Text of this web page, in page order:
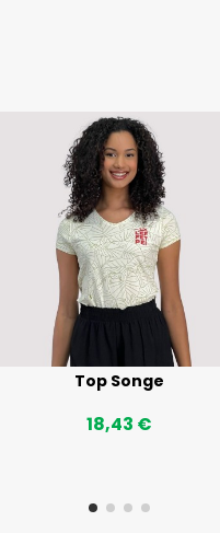
Top Songe
18,43 €